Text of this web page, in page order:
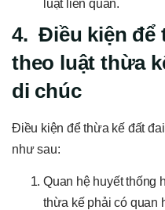
luật liên quan.
4. Điều kiện để
theo luật thừa
di chúc
Điều kiện để thừa kế đất
như sau:
Quan hệ huyết thống
thừa kế phải có quan